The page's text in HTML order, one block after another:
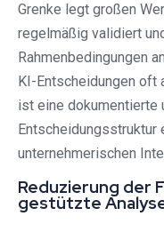
Grenke legt großen
regelmäßig validiert
Rahmenbedingungen
KI-Entscheidungen oft
ist eine dokumentierte
unternehmerischen
Reduzierung der
gestützte